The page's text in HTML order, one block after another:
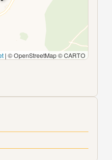
| © OpenStreetMap © CARTO